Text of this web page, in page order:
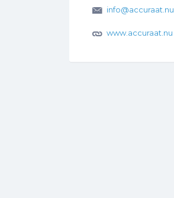
info@accuraat.nu
www.accuraat.nu